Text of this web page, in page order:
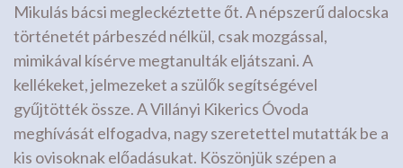
Mikulás bácsi megleckéztette őt. A népszerű dalocska
történetét párbeszéd nélkül, csak mozgással,
mimikával kísérve megtanulták eljátszani. A
kellékeket, jelmezeket a szülők segítségével
gyűjtötték össze. A Villányi Kikerics Óvoda
meghívását elfogadva, nagy szeretettel mutatták be a
kis ovisoknak előadásukat. Köszönjük szépen a